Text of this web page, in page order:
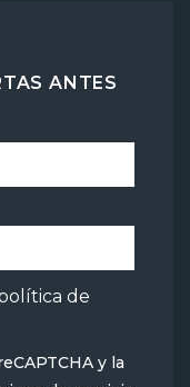
ANTES
de
y la